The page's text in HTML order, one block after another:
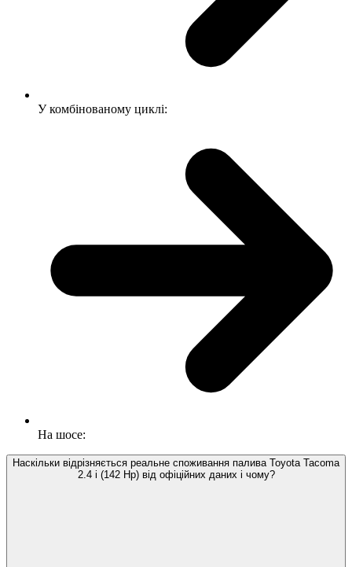
У комбінованому циклі:
На шосе:
Наскільки відрізняється реальне споживання палива Toyota Tacoma
2.4 i (142 Hp) від офіційних даних і чому?